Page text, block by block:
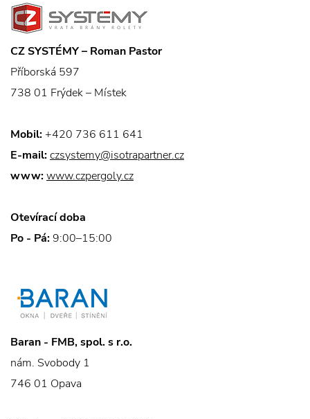
CZ SYSTÉMY – Roman Pastor
Příborská 597
738 01 Frýdek – Místek
Mobil: +420 736 611 641
E-mail:czsystemy@isotrapartner.cz
www:www.czpergoly.cz
Otevírací doba
Po - Pá: 9:00–15:00
Baran - FMB, spol. s r.o.
nám. Svobody 1
746 01 Opava